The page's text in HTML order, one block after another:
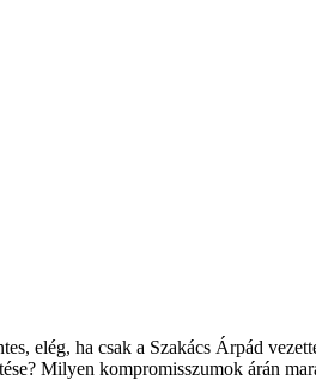
elég, ha csak a Szakács Árpád
Milyen kompromisszumok árán